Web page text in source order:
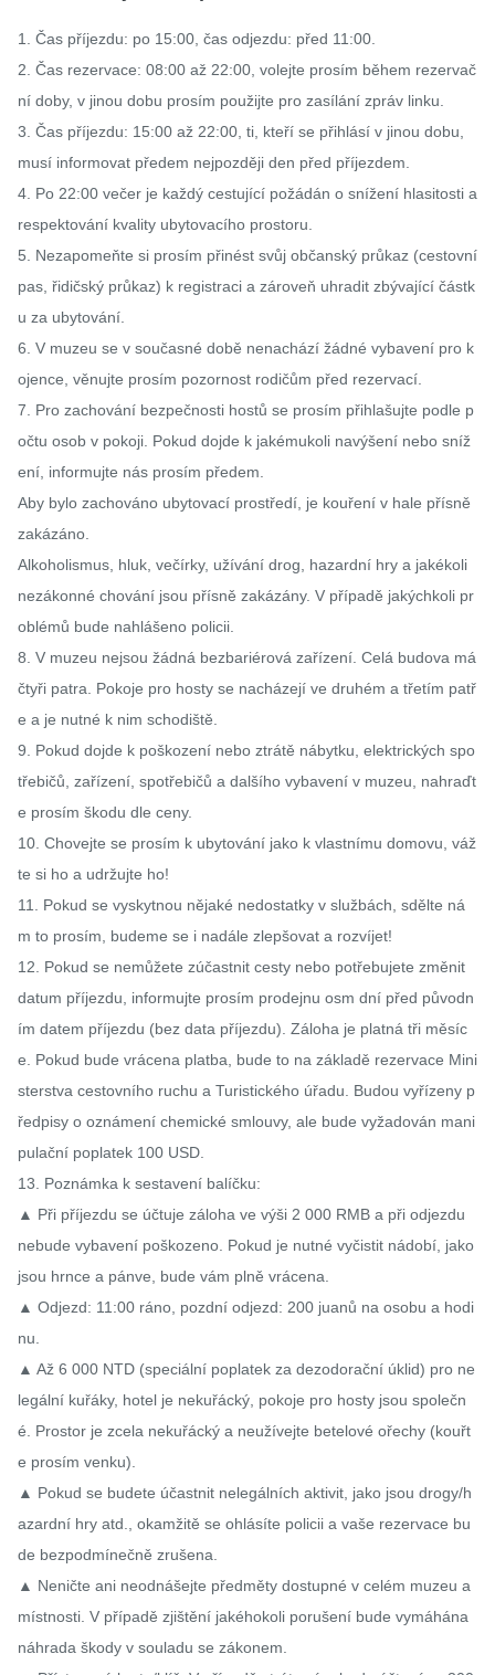
1. Čas příjezdu: po 15:00, čas odjezdu: před 11:00.
2. Čas rezervace: 08:00 až 22:00, volejte prosím během rezervač
ní doby, v jinou dobu prosím použijte pro zasílání zpráv linku.
3. Čas příjezdu: 15:00 až 22:00, ti, kteří se přihlásí v jinou dobu,
musí informovat předem nejpozději den před příjezdem.
4. Po 22:00 večer je každý cestující požádán o snížení hlasitosti a
respektování kvality ubytovacího prostoru.
5. Nezapomeňte si prosím přinést svůj občanský průkaz (cestovní
pas, řidičský průkaz) k registraci a zároveň uhradit zbývající částk
u za ubytování.
6. V muzeu se v současné době nenachází žádné vybavení pro k
ojence, věnujte prosím pozornost rodičům před rezervací.
7. Pro zachování bezpečnosti hostů se prosím přihlašujte podle p
očtu osob v pokoji. Pokud dojde k jakémukoli navýšení nebo sníž
ení, informujte nás prosím předem.
Aby bylo zachováno ubytovací prostředí, je kouření v hale přísně
zakázáno.
Alkoholismus, hluk, večírky, užívání drog, hazardní hry a jakékoli
nezákonné chování jsou přísně zakázány. V případě jakýchkoli pr
oblémů bude nahlášeno policii.
8. V muzeu nejsou žádná bezbariérová zařízení. Celá budova má
čtyři patra. Pokoje pro hosty se nacházejí ve druhém a třetím patř
e a je nutné k nim schodiště.
9. Pokud dojde k poškození nebo ztrátě nábytku, elektrických spo
třebičů, zařízení, spotřebičů a dalšího vybavení v muzeu, nahraďt
e prosím škodu dle ceny.
10. Chovejte se prosím k ubytování jako k vlastnímu domovu, váž
te si ho a udržujte ho!
11. Pokud se vyskytnou nějaké nedostatky v službách, sdělte ná
m to prosím, budeme se i nadále zlepšovat a rozvíjet!
12. Pokud se nemůžete zúčastnit cesty nebo potřebujete změnit
datum příjezdu, informujte prosím prodejnu osm dní před původn
ím datem příjezdu (bez data příjezdu). Záloha je platná tři měsíc
e. Pokud bude vrácena platba, bude to na základě rezervace Mini
sterstva cestovního ruchu a Turistického úřadu. Budou vyřízeny p
ředpisy o oznámení chemické smlouvy, ale bude vyžadován mani
pulační poplatek 100 USD.
13. Poznámka k sestavení balíčku:
▲ Při příjezdu se účtuje záloha ve výši 2 000 RMB a při odjezdu
nebude vybavení poškozeno. Pokud je nutné vyčistit nádobí, jako
jsou hrnce a pánve, bude vám plně vrácena.
▲ Odjezd: 11:00 ráno, pozdní odjezd: 200 juanů na osobu a hodi
nu.
▲ Až 6 000 NTD (speciální poplatek za dezodorační úklid) pro ne
legální kuřáky, hotel je nekuřácký, pokoje pro hosty jsou společn
é. Prostor je zcela nekuřácký a neužívejte betelové ořechy (kouřt
e prosím venku).
▲ Pokud se budete účastnit nelegálních aktivit, jako jsou drogy/h
azardní hry atd., okamžitě se ohlásíte policii a vaše rezervace bu
de bezpodmínečně zrušena.
▲ Neničte ani neodnášejte předměty dostupné v celém muzeu a
místnosti. V případě zjištění jakéhokoli porušení bude vymáhána
náhrada škody v souladu se zákonem.